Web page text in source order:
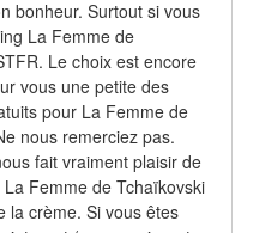
bonheur. Surtout si vous
La Femme de
Le choix est encore
vous une petite des
pour La Femme de
nous remerciez pas.
fait vraiment plaisir de
Femme de Tchaïkovski
la crème. Si vous êtes